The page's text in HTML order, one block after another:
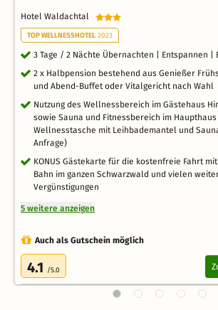
Hotel Waldachtal
TOP WELLNESSHOTEL 2023
3 Tage / 2 Nächte Übernachten | Entspannen |
2 x Halbpension bestehend aus Genießer
und Abend-Buffet oder Vitalgericht nach Wahl
Nutzung des Wellnessbereich im Gästehaus
sowie Sauna und Fitnessbereich im
Wellnesstasche mit Leihbademantel und
Anfrage)
KONUS Gästekarte für die kostenfreie Fahrt
Bahn im ganzen Schwarzwald und vielen
Vergünstigungen
5 weitere anzeigen
Auch als Gutschein möglich
4.1 /5.0